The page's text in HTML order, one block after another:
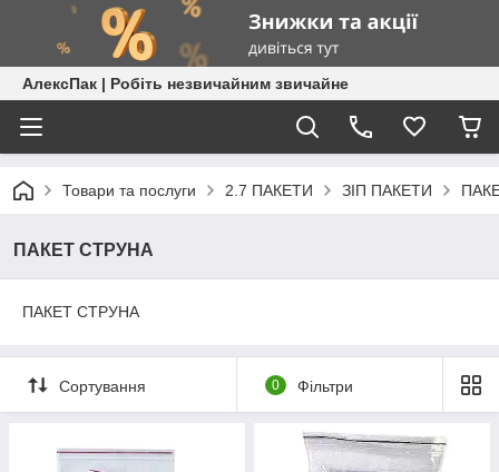
АлексПак | Робіть незвичайним звичайне
Товари та послуги 2.7 ПАКЕТИ ЗІП ПАКЕТИ
ПАКЕТ СТРУНА
ПАКЕТ СТРУНА
Сортування 0 Фільтри